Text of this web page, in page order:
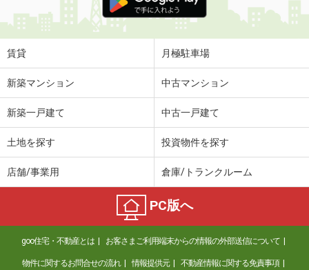
賃貸 月極駐車場
新築マンション 中古マンション
新築一戸建て 中古一戸建て
土地を探す 投資物件を探す
店舗/事業用 倉庫/トランクルーム
PC版へ
goo住宅・不動産とは お客さまご利用端末からの情報の外部送信について
物件に関するお問合せの流れ 情報提供元 不動産情報に関する免責事項